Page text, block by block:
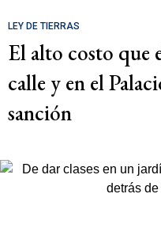
LEY DE TIERRAS
El alto costo que
calle y en el
sanción